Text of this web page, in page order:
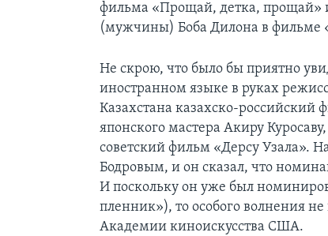
фильма «Прощай, детка, прощай»
(мужчины) Боба Дилона в фильме
Не скрою, что было бы приятно
иностранном языке в руках
Казахстана казахско-
японского мастера Акиру
советский фильм «Дерсу Узала».
Бодровым, и он сказал, что
И поскольку он уже был
пленник»), то особого волнения
Академии киноискусства США.